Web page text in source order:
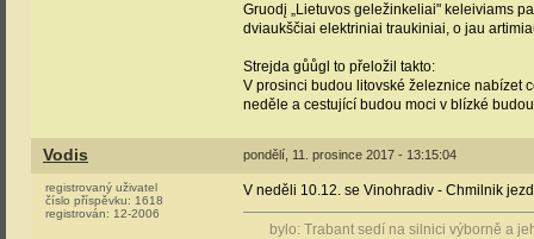
Gruodį „Lietuvos geležinkeliai" keleiviams
dviaukščiai elektriniai traukiniai, o jau
Strejda gůůgl to přeložil takto:
V prosinci budou litovské železnice nabízet
neděle a cestující budou moci v blízké
Vodis pondělí, 11. prosince 2017 - 13:15:04
registrovaný uživatel
číslo příspěvku: 1618
registrován: 12-2006
V neděli 10.12. se Vinohradiv - Chmilnik
bylo: Trabant sedí na silnici výborně a